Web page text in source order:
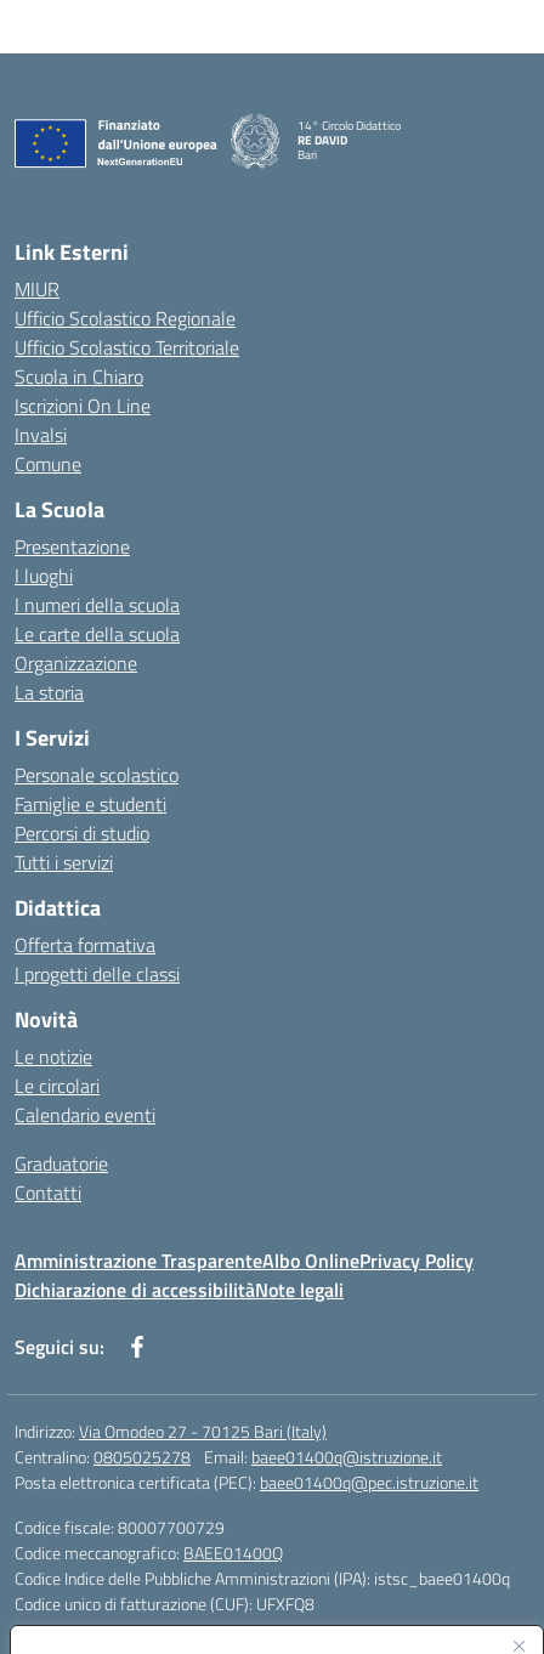
14° Circolo Didattico
RE DAVID
Bari
Link Esterni
MIUR
Ufficio Scolastico Regionale
Ufficio Scolastico Territoriale
Scuola in Chiaro
Iscrizioni On Line
Invalsi
Comune
La Scuola
Presentazione
I luoghi
I numeri della scuola
Le carte della scuola
Organizzazione
La storia
I Servizi
Personale scolastico
Famiglie e studenti
Percorsi di studio
Tutti i servizi
Didattica
Offerta formativa
I progetti delle classi
Novità
Le notizie
Le circolari
Calendario eventi
Graduatorie
Contatti
Amministrazione TrasparenteAlbo OnlinePrivacy Policy
Dichiarazione di accessibilitàNote legali
Seguici su:
Indirizzo:Via Omodeo 27 - 70125 Bari (Italy)
Centralino:0805025278 Email: baee01400q@istruzione.it
Posta elettronica certificata (PEC): baee01400q@pec.istruzione.it
Codice fiscale: 80007700729
Codice meccanografico: BAEE01400Q
Codice Indice delle Pubbliche Amministrazioni (IPA): istsc_baee01400q
Codice unico di fatturazione (CUF): UFXFQ8